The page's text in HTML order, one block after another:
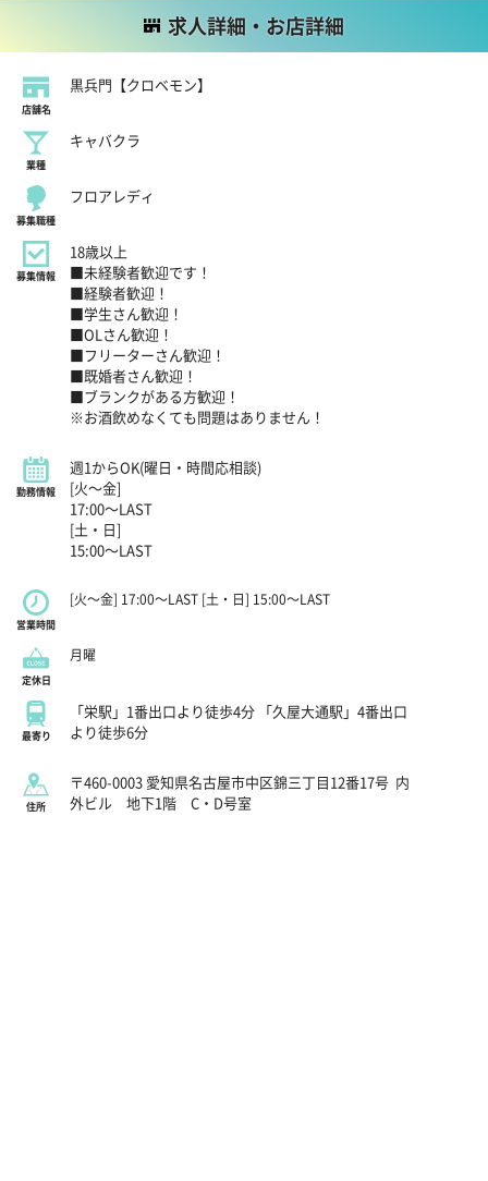
求人詳細・お店詳細
店舗名
黒兵門【クロベモン】
業種
キャバクラ
募集職種
フロアレディ
募集情報
18歳以上
■未経験者歓迎です！
■経験者歓迎！
■学生さん歓迎！
■OLさん歓迎！
■フリーターさん歓迎！
■既婚者さん歓迎！
■ブランクがある方歓迎！
※お酒飲めなくても問題はありません！
勤務情報
週1からOK(曜日・時間応相談)
[火～金]
17:00～LAST
[土・日]
15:00～LAST
営業時間
[火～金] 17:00～LAST [土・日] 15:00～LAST
定休日
月曜
最寄り
「栄駅」1番出口より徒歩4分 「久屋大通駅」4番出口
より徒歩6分
住所
〒460-0003 愛知県名古屋市中区錦三丁目12番17号 内
外ビル 地下1階 C・D号室